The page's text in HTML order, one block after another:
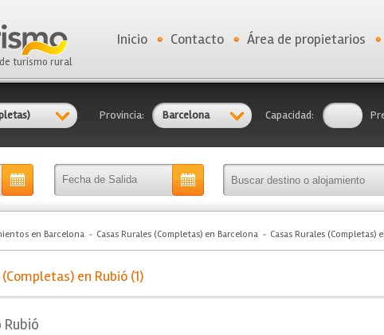
turismo rural
Inicio Contacto Área de propietarios
Provincia: Barcelona Capacidad:
en Barcelona Casas Rurales (Completas) en Barcelona Casas Rurales (Completas)
en Rubió (1)